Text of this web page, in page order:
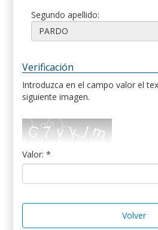
Segundo apellido:
Verificación
Introduzca en el campo valor el
siguiente imagen.
Valor: *
Volver